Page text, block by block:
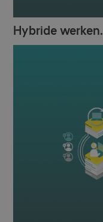
Hybride werken.